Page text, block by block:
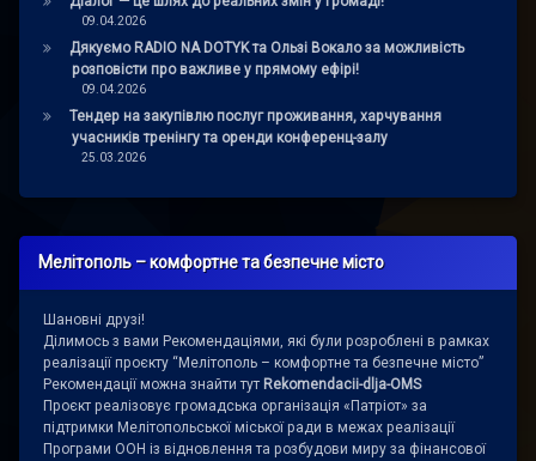
09.04.2026
Дякуємо RADIO NA DOTYK та Ользі Вокало за можливість
розповісти про важливе у прямому ефірі!
09.04.2026
Тендер на закупівлю послуг проживання, харчування
учасників тренінгу та оренди конференц-залу
25.03.2026
Мелітополь – комфортне та безпечне місто
Шановні друзі!
Ділимось з вами Рекомендаціями, які були розроблені в рамках
реалізації проєкту “Мелітополь – комфортне та безпечне місто”
Рекомендації можна знайти тут Rekomendacii-dlja-OMS
Проєкт реалізовує громадська організація «Патріот» за
підтримки Мелітопольської міської ради в межах реалізації
Програми ООН із відновлення та розбудови миру за фінансової